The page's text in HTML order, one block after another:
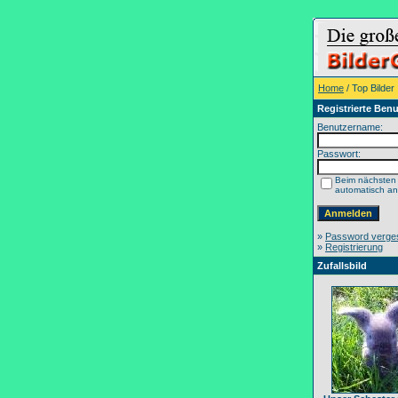
Home / Top Bilder
Registrierte
Benutzername:
Passwort:
Beim nächsten
automatisch
» Password
» Registrierung
Zufallsbild